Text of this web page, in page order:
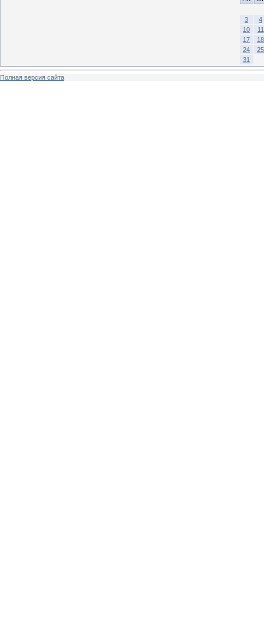
3
4
10
11
17
18
24
25
31
Полная версия сайта